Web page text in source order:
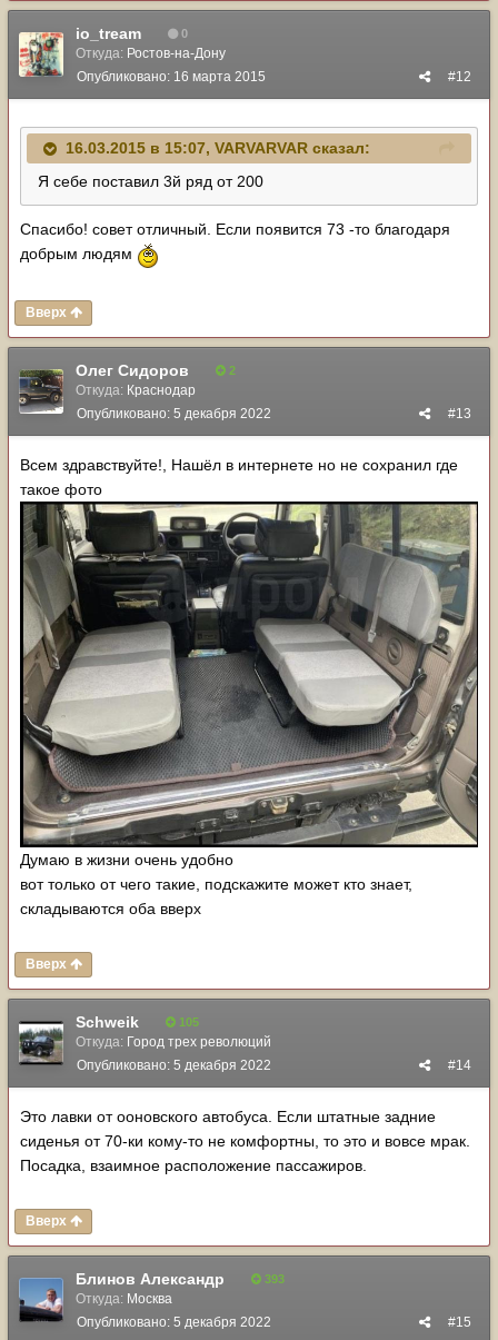
io_tream 0
Откуда: Ростов-на-Дону
#12
Опубликовано: 16 марта 2015
16.03.2015 в 15:07, VARVARVAR сказал:
Я себе поставил 3й ряд от 200
Спасибо! совет отличный. Если появится 73 -то благодаря
добрым людям
Вверх
Олег Сидоров 2
Откуда: Краснодар
#13
Опубликовано: 5 декабря 2022
Всем здравствуйте!, Нашёл в интернете но не сохранил где
такое фото
Думаю в жизни очень удобно
вот только от чего такие, подскажите может кто знает,
складываются оба вверх
Вверх
Schweik 105
Откуда: Город трех революций
#14
Опубликовано: 5 декабря 2022
Это лавки от ооновского автобуса. Если штатные задние
сиденья от 70-ки кому-то не комфортны, то это и вовсе мрак.
Посадка, взаимное расположение пассажиров.
Вверх
Блинов Александр 393
Откуда: Москва
#15
Опубликовано: 5 декабря 2022